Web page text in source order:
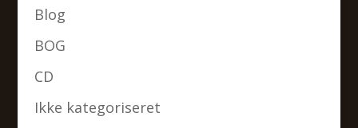
Blog
BOG
CD
Ikke kategoriseret